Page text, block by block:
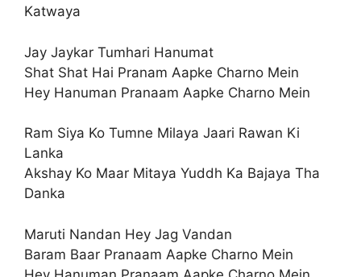
Katwaya
Jay Jaykar Tumhari Hanumat
Shat Shat Hai Pranam Aapke Charno Mein
Hey Hanuman Pranaam Aapke Charno Mein
Ram Siya Ko Tumne Milaya Jaari Rawan Ki
Lanka
Akshay Ko Maar Mitaya Yuddh Ka Bajaya Tha
Danka
Maruti Nandan Hey Jag Vandan
Baram Baar Pranaam Aapke Charno Mein